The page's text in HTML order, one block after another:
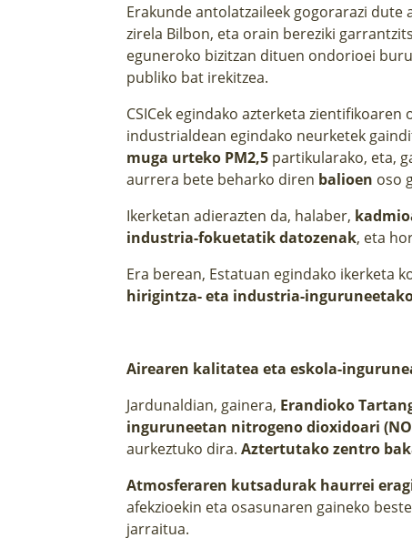
Erakunde antolatzaileek gogorarazi
zirela Bilbon, eta orain bereziki
eguneroko bizitzan dituen ondorioei
publiko bat irekitzea.
CSICek egindako azterketa
industrialdean egindako neurketek
muga urteko PM2,5 partikularako, eta,
aurrera bete beharko diren balioen oso
Ikerketan adierazten da, halaber,
industria-fokuetatik datozenak, eta
Era berean, Estatuan egindako ikerketa
hirigintza- eta industria-
Airearen kalitatea eta eskola-
Jardunaldian, gainera, Erandioko
inguruneetan nitrogeno dioxidoari
aurkeztuko dira.Aztertutako zentro
Atmosferaren kutsadurak haurrei
afekzioekin eta osasunaren gaineko
jarraitua.